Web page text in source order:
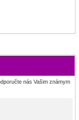
nás Vašim známym